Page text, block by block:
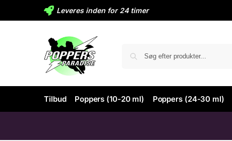
Leveres inden for 24 timer
Tilbud Poppers (10-20 ml) Poppers (24-30 ml)